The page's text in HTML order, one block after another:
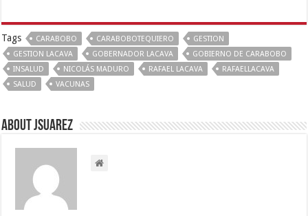
Tags CARABOBO CARABOBOTEQUIERO
GESTION
GESTION LACAVA
GOBERNADOR LACAVA
GOBIERNO DE CARABOBO
INSALUD
NICOLÁS MADURO RAFAEL LACAVA
RAFAELLACAVA
SALUD
VACUNAS
About Jsuarez